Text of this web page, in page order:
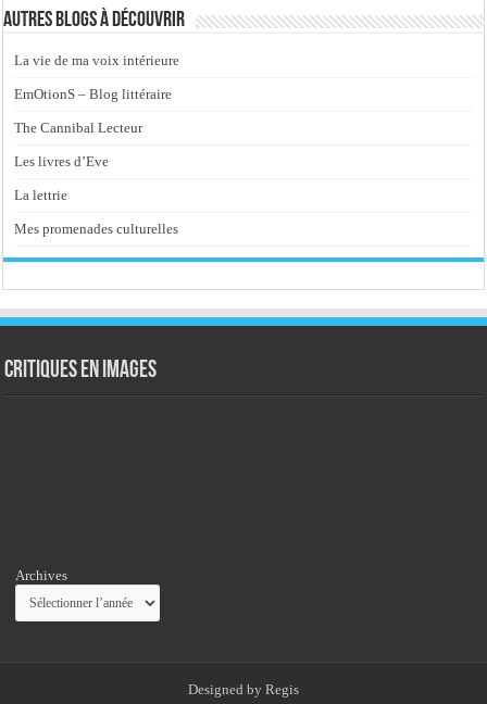
Autres blogs à découvrir
La vie de ma voix intérieure
EmOtionS – Blog littéraire
The Cannibal Lecteur
Les livres d’Eve
La lettrie
Mes promenades culturelles
Critiques en images
Archives
Designed by Regis